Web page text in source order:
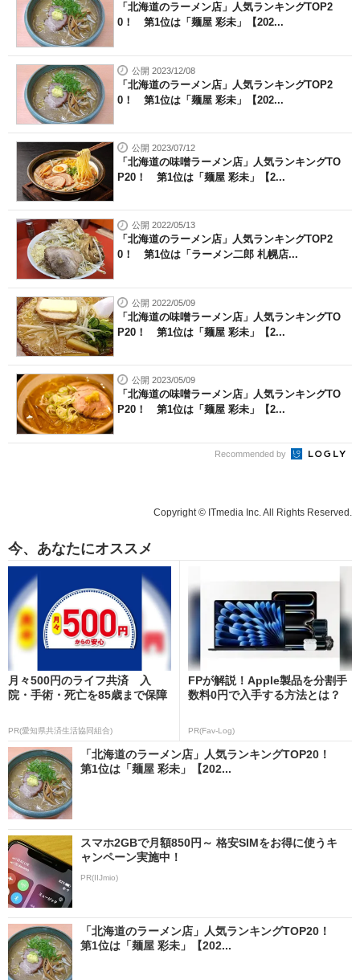
「北海道のラーメン店」人気ランキングTOP2
0！ 第1位は「麺屋 彩未」【202...
公開 2023/12/08
「北海道のラーメン店」人気ランキングTOP2
0！ 第1位は「麺屋 彩未」【202...
公開 2023/07/12
「北海道の味噌ラーメン店」人気ランキングTO
P20！ 第1位は「麺屋 彩未」【2...
公開 2022/05/13
「北海道のラーメン店」人気ランキングTOP2
0！ 第1位は「ラーメン二郎 札幌店...
公開 2022/05/09
「北海道の味噌ラーメン店」人気ランキングTO
P20！ 第1位は「麺屋 彩未」【2...
公開 2023/05/09
「北海道の味噌ラーメン店」人気ランキングTO
P20！ 第1位は「麺屋 彩未」【2...
Recommended by
Copyright © ITmedia Inc. All Rights Reserved.
今、あなたにオススメ
月々500円のライフ共済 入
院・手術・死亡を85歳まで保障
PR(愛知県共済生活協同組合)
FPが解説！Apple製品を分割手
数料0円で入手する方法とは？
PR(Fav-Log)
「北海道のラーメン店」人気ランキングTOP20！
第1位は「麺屋 彩未」【202...
スマホ2GBで月額850円～ 格安SIMをお得に使うキ
ャンペーン実施中！
PR(IIJmio)
「北海道のラーメン店」人気ランキングTOP20！
第1位は「麺屋 彩未」【202...